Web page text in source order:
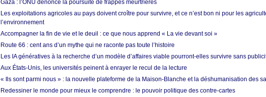
Gaza : l’ONU dénonce la poursuite de frappes meurtrières
Les exploitations agricoles au pays doivent croître pour survivre, et ce n’est bon ni pour les
l’environnement
Accompagner la fin de vie et le deuil : ce que nous apprend « La vie devant soi »
Route 66 : cent ans d’un mythe qui ne raconte pas toute l’histoire
Les IA génératives à la recherche d’un modèle d’affaires viable pourront-elles survivre sans
Aux États-Unis, les universités peinent à enrayer le recul de la lecture
« Ils sont parmi nous » : la nouvelle plateforme de la Maison-Blanche et la déshumanisation des
Redessiner le monde pour mieux le comprendre : le pouvoir politique des contre-cartes